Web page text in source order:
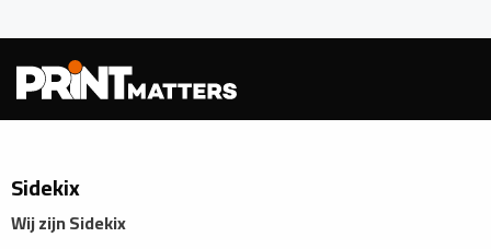
Sidekix
Wij zijn Sidekix